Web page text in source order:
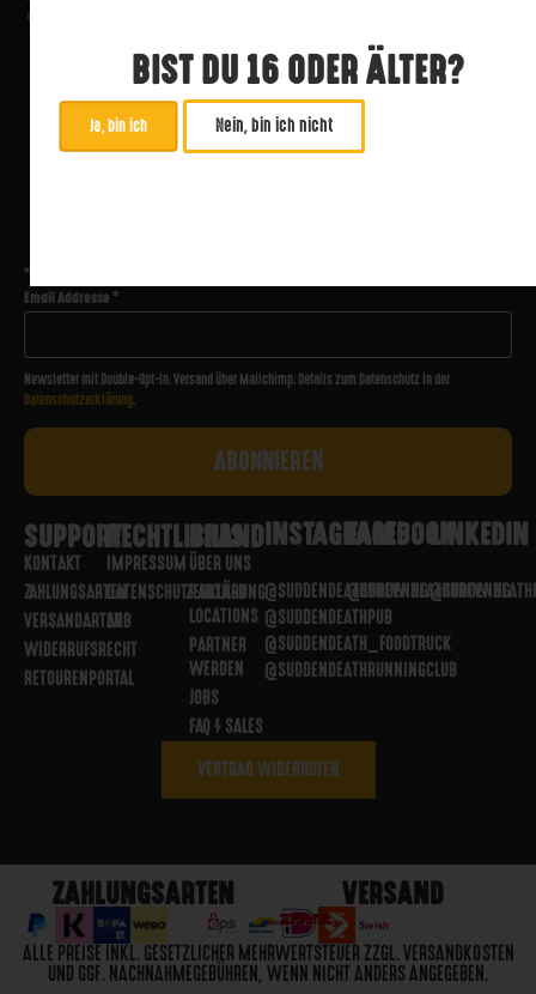
*
Email Addresse*
Newsletter mit Double-Opt-In. Versand über Mailchimp. Details zum Datenschutz in der
Datenschutzerklärung.
SUPPORT
KONTAKT
ZAHLUNGSARTEN
VERSANDARTEN
WIDERRUFSRECHT
RETOURENPORTAL
RECHTLICHES
IMPRESSUM
DATENSCHUTZERKLÄRUNG
AGB
BRAND
ÜBER UNS
PARTNER
LOCATIONS
PARTNER
WERDEN
JOBS
FAQ / SALES
INSTAGRAM
@SUDDENDEATHBREWING
@SUDDENDEATHPUB
@SUDDENDEATH_FOODTRUCK
@SUDDENDEATHRUNNINGCLUB
FACEBOOK
@SUDDENDEATHBREWING
LINKEDIN
VERTRAG WIDERRUFEN
ZAHLUNGSARTEN VERSAND
ALLE PREISE INKL. GESETZLICHER MEHRWERTSTEUER ZZGL. VERSANDKOSTEN
UND GGF. NACHNAHMEGEBÜHREN, WENN NICHT ANDERS ANGEGEBEN.
BIST DU 16 ODER ÄLTER?
Ja, bin ich Nein, bin ich nicht